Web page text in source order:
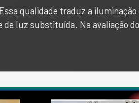
qualidade traduz a
de luz substituída. Na avaliação